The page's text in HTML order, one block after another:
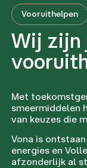
Vooruithelpen
Wij zijn
Met
smeermiddelen
van keuzes die
Vona is
energies en
afzonderlijk al